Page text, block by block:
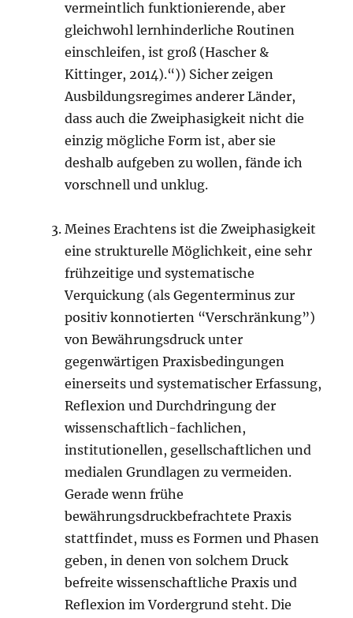
vermeintlich funktionierende, aber
gleichwohl lernhinderliche Routinen
einschleifen, ist groß (Hascher &
Kittinger, 2014).“)) Sicher zeigen
Ausbildungsregimes anderer Länder,
dass auch die Zweiphasigkeit nicht die
einzig mögliche Form ist, aber sie
deshalb aufgeben zu wollen, fände ich
vorschnell und unklug.
Meines Erachtens ist die Zweiphasigkeit
eine strukturelle Möglichkeit, eine sehr
frühzeitige und systematische
Verquickung (als Gegenterminus zur
positiv konnotierten “Verschränkung”)
von Bewährungsdruck unter
gegenwärtigen Praxisbedingungen
einerseits und systematischer Erfassung,
Reflexion und Durchdringung der
wissenschaftlich-fachlichen,
institutionellen, gesellschaftlichen und
medialen Grundlagen zu vermeiden.
Gerade wenn frühe
bewährungsdruckbefrachtete Praxis
stattfindet, muss es Formen und Phasen
geben, in denen von solchem Druck
befreite wissenschaftliche Praxis und
Reflexion im Vordergrund steht. Die